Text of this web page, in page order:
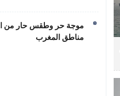
موجة حر وطقس حار من
مناطق المغرب